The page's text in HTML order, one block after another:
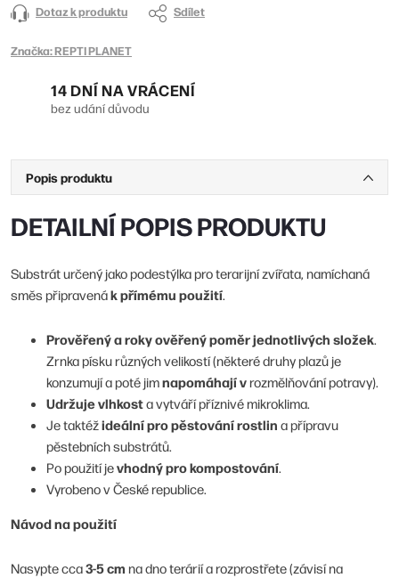
Dotaz k produktu Sdílet
Značka:REPTI PLANET
14 DNÍ NA VRÁCENÍ
bez udání důvodu
Popis produktu
DETAILNÍ POPIS PRODUKTU
Substrát určený jako podestýlka pro terarijní zvířata, namíchaná
směs připravenák přímému použití.
Prověřený a roky ověřený poměr jednotlivých složek.
Zrnka písku různých velikostí (některé druhy plazů je
konzumují a poté jimnapomáhajívrozmělňování potravy).
Udržuje vlhkosta vytváří příznivé mikroklima.
Je taktéžideální pro pěstování rostlin a přípravu
pěstebních substrátů.
Po použití jevhodný pro kompostování.
Vyrobeno v České republice.
Návod na použití
Nasypte cca3-5 cm na dno terárií a rozprostřete (závisí na